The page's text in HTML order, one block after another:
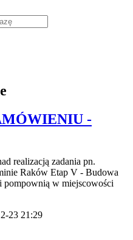
-
realizacją zadania pn.
Raków Etap V - Budowa
pompownią w miejscowości
23 21:29